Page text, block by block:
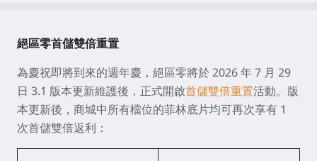
絕區零首儲雙倍重置
為慶祝即將到來的週年慶，絕區零將於 2026 年 7 月 29
日 3.1 版本更新維護後，正式開啟首儲雙倍重置活動。版
本更新後，商城中所有檔位的菲林底片均可再次享有 1
次首儲雙倍返利：